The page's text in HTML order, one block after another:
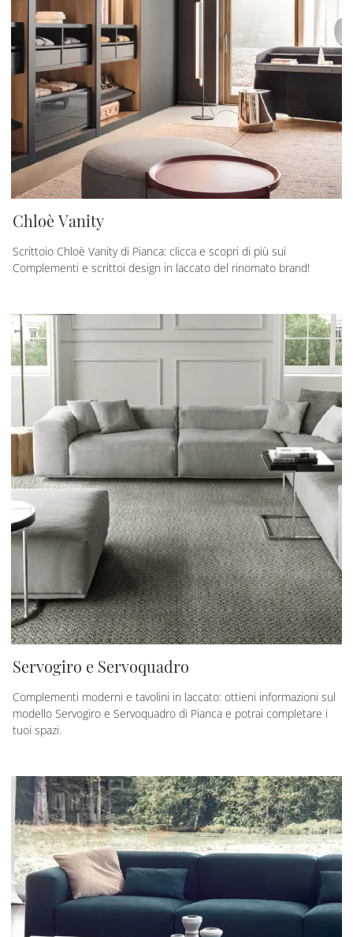
Chloè Vanity
Scrittoio Chloè Vanity di Pianca: clicca e scopri di più sui
Complementi e scrittoi design in laccato del rinomato brand!
Servogiro e Servoquadro
Complementi moderni e tavolini in laccato: ottieni informazioni sul
modello Servogiro e Servoquadro di Pianca e potrai completare i
tuoi spazi.